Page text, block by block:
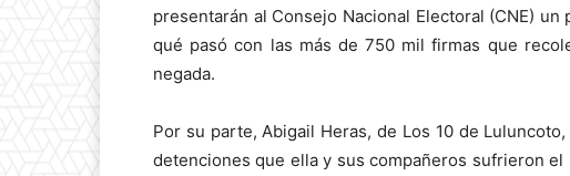
presentarán al Consejo Nacional Electoral (CNE)
qué pasó con las más de 750 mil firmas que
negada.
Por su parte, Abigail Heras, de Los 10 de
detenciones que ella y sus compañeros sufrieron